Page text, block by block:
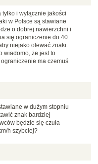
i wyłącznie jakości
w Polsce są stawiane
o dobrej nawierzchni i
się ograniczenie do 40.
niejako olewać znaki.
wiadomo, że jest to
ma czemuś
w dużym stopniu
znak bardziej
będzie się czuła
h szybciej?